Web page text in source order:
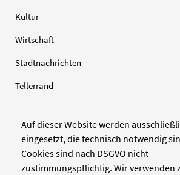
Auf dieser Website werden
eingesetzt, die technisch notwendig
Cookies sind nach DSGVO nicht
zustimmungspflichtig. Wir verwenden
Kultur
Wirtschaft
Stadtnachrichten
Tellerrand
Verlag
Zellwerk GmbH & Co KG